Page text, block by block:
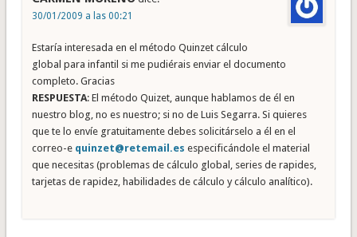
30/01/2009 a las 00:21
Estaría interesada en el método Quinzet cálculo
global para infantil si me pudiérais enviar el documento
completo. Gracias
RESPUESTA: El método Quizet, aunque hablamos de él en
nuestro blog, no es nuestro; si no de Luis Segarra. Si quieres
que te lo envíe gratuitamente debes solicitárselo a él en el
correo-e quinzet@retemail.es especificándole el material
que necesitas (problemas de cálculo global, series de rapides,
tarjetas de rapidez, habilidades de cálculo y cálculo analítico).